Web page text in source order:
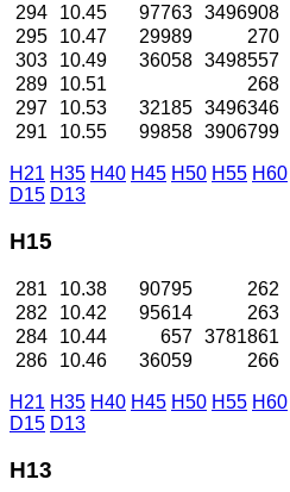
294
10.45 97763 3496908
295
10.47 29989 270
303
10.49 36058 3498557
289
10.51 268
297
10.53 32185 3496346
291
10.55 99858 3906799
H21 H35 H40 H45 H50 H55 H60
D15 D13
H15
281 10.38 90795 262
282
10.42 95614 263
284
10.44 657 3781861
286
10.46 36059 266
H21 H35 H40 H45 H50 H55 H60
D15 D13
H13